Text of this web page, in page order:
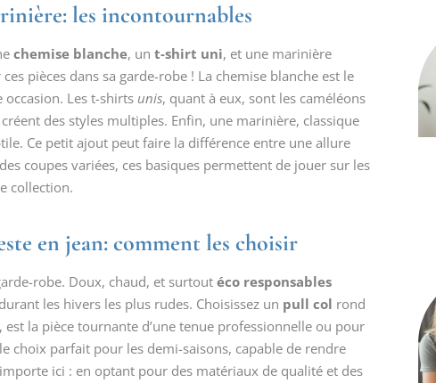
les incontournables
chemise blanche, un t-shirt uni, et une marinière
pièces dans sa garde-robe ! La chemise blanche est le
Les t-shirts unis, quant à eux, sont les caméléons
des styles multiples. Enfin, une marinière, classique
Ce petit ajout peut faire la différence entre une allure
coupes variées, ces basiques permettent de jouer sur les
collection.
en jean: comment les choisir
robe. Doux, chaud, et surtout éco responsables
les hivers les plus rudes. Choisissez un pull col rond
est la pièce tournante d’une tenue professionnelle ou pour
choix parfait pour les demi-saisons, capable de rendre
ici : en optant pour des matériaux de qualité et des